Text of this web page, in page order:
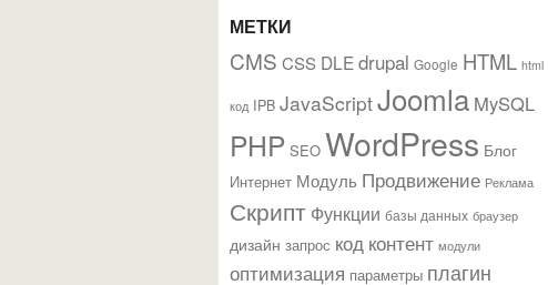
МЕТКИ
CMS CSS DLEdrupal Google HTML html
код IPB JavaScriptJoomla MySQL
PHP SEO WordPress Блог
Интернет Модуль Продвижение Реклама
Скрипт Функции базы данных браузер
дизайн запрос код контент модули
оптимизация параметры плагин